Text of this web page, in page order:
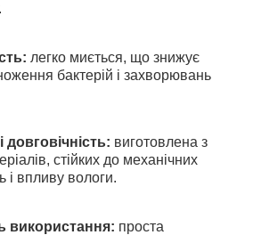
легко миється, що знижує
бактерій і захворювань
довговічність: виготовлена з
стійких до механічних
і впливу вологи.
використання: проста